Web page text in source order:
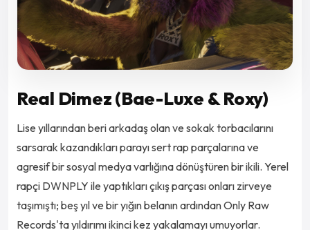
Real Dimez (Bae-Luxe & Roxy)
Lise yıllarından beri arkadaş olan ve sokak torbacılarını
sarsarak kazandıkları parayı sert rap parçalarına ve
agresif bir sosyal medya varlığına dönüştüren bir ikili. Yerel
rapçi DWNPLY ile yaptıkları çıkış parçası onları zirveye
taşımıştı; beş yıl ve bir yığın belanın ardından Only Raw
Records'ta yıldırımı ikinci kez yakalamayı umuyorlar.